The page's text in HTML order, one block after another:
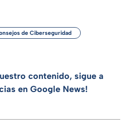
de Ciberseguridad
contenido, sigue a
en Google News!